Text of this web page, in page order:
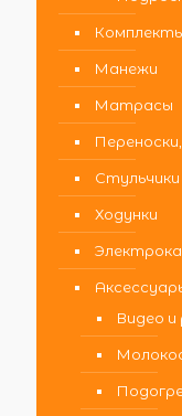
Манежи
Матрасы
Ходунки
Видео и